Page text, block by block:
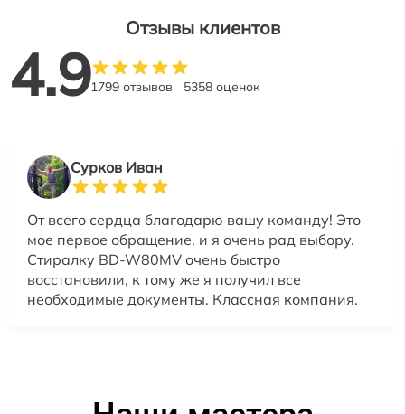
Отзывы клиентов
4.91799 отзывов 5358 оценок
Сурков Иван
От всего сердца благодарю вашу команду! Это
мое первое обращение, и я очень рад выбору.
Стиралку BD-W80MV очень быстро
восстановили, к тому же я получил все
необходимые документы. Классная компания.